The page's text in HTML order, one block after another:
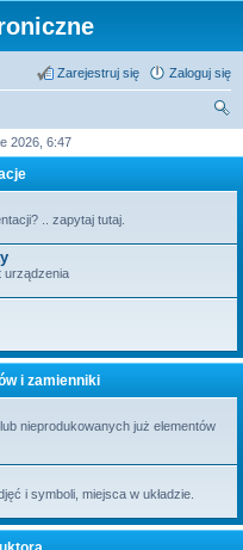
Zaloguj się
Zarejestruj się
2026, 6:47
.. zapytaj tutaj.
urządzenia
i zamienniki
nieprodukowanych już elementów
i symboli, miejsca w układzie.